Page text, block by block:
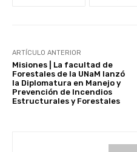
ARTÍCULO ANTERIOR
Misiones | La facultad de
Forestales de la UNaM lanzó
la Diplomatura en Manejo y
Prevención de Incendios
Estructurales y Forestales